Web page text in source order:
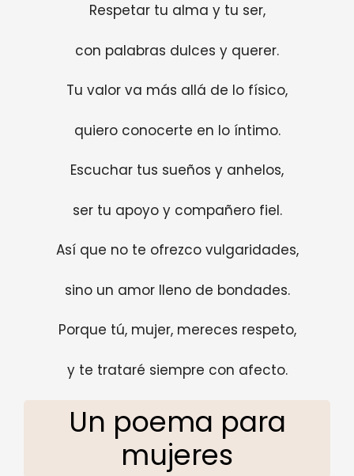
Respetar tu alma y tu ser,
con palabras dulces y querer.
Tu valor va más allá de lo físico,
quiero conocerte en lo íntimo.
Escuchar tus sueños y anhelos,
ser tu apoyo y compañero fiel.
Así que no te ofrezco vulgaridades,
sino un amor lleno de bondades.
Porque tú, mujer, mereces respeto,
y te trataré siempre con afecto.
Un poema para
mujeres